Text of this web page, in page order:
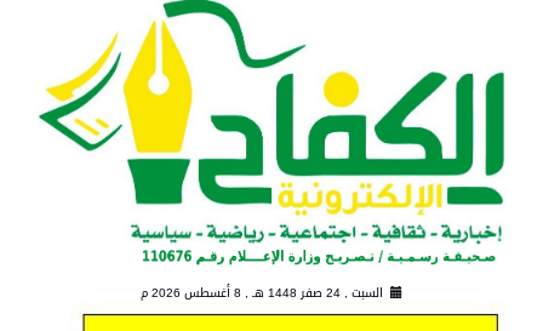
السبت , 24 صفر 1448 هـ , 8 أغسطس 2026 م